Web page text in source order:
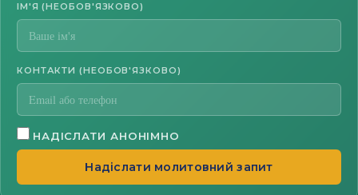
ІМ'Я (НЕОБОВ'ЯЗКОВО)
КОНТАКТИ (НЕОБОВ'ЯЗКОВО)
НАДІСЛАТИ АНОНІМНО
Надіслати молитовний запит